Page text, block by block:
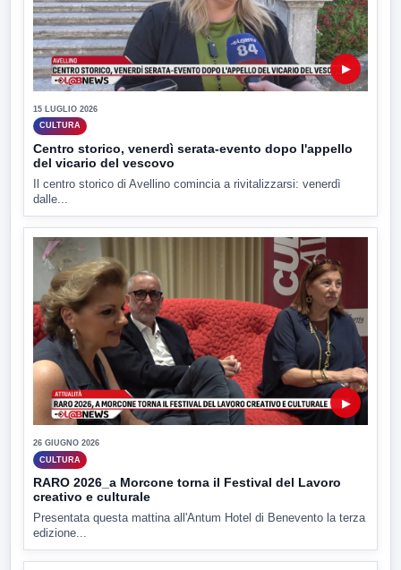
▶
15 LUGLIO 2026
CULTURA
Centro storico, venerdì serata-evento dopo l'appello
del vicario del vescovo
Il centro storico di Avellino comincia a rivitalizzarsi: venerdì
dalle...
▶
26 GIUGNO 2026
CULTURA
RARO 2026_a Morcone torna il Festival del Lavoro
creativo e culturale
Presentata questa mattina all'Antum Hotel di Benevento la terza
edizione...